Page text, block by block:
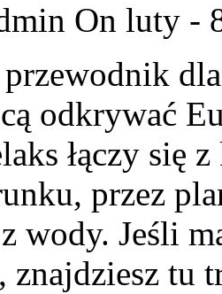
On luty -
odkrywać
łączy się
przez
wody. Jeśli
znajdziesz tu